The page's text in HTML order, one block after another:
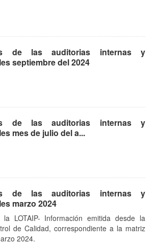
de las auditorias internas y
septiembre del 2024
de las auditorias internas y
mes de julio del a...
de las auditorias internas y
marzo 2024
la LOTAIP- Información emitida desde la
de Calidad, correspondiente a la matriz
2024.